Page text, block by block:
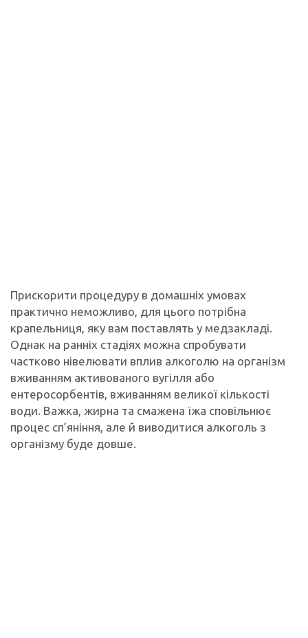
Прискорити процедуру в домашніх умовах
практично неможливо, для цього потрібна
крапельниця, яку вам поставлять у медзакладі.
Однак на ранніх стадіях можна спробувати
частково нівелювати вплив алкоголю на організм
вживанням активованого вугілля або
ентеросорбентів, вживанням великої кількості
води. Важка, жирна та смажена їжа сповільнює
процес сп’яніння, але й виводитися алкоголь з
організму буде довше.